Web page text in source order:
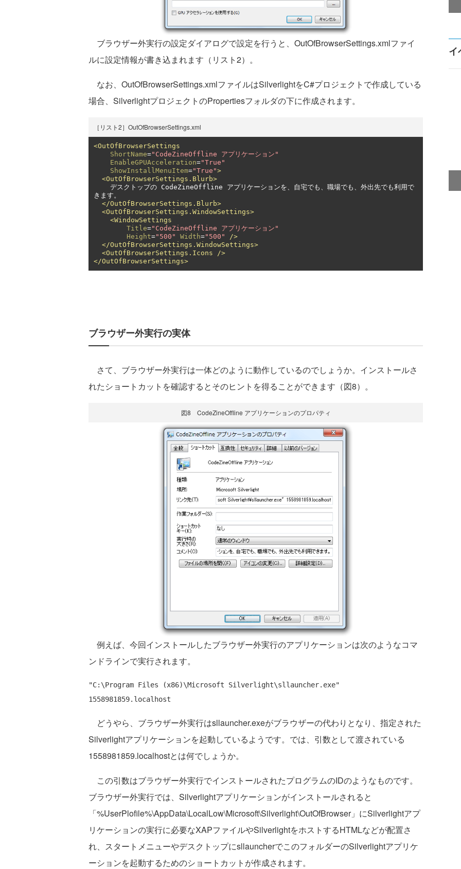
ブラウザー外実行の設定ダイアログで設定を行うと、OutOfBrowserSettings.xmlファイ
ルに設定情報が書き込まれます（リスト2）。
なお、OutOfBrowserSettings.xmlファイルはSilverlightをC#プロジェクトで作成している
場合、SilverlightプロジェクトのPropertiesフォルダの下に作成されます。
［リスト2］OutOfBrowserSettings.xml
<OutOfBrowserSettings
ShortName="CodeZineOffline アプリケーション"
EnableGPUAcceleration="True"
ShowInstallMenuItem="True">
<OutOfBrowserSettings.Blurb>
きます。
</OutOfBrowserSettings.Blurb>
<OutOfBrowserSettings.WindowSettings>
<WindowSettings
Title="CodeZineOffline アプリケーション"
Height="500" Width="500"
/>
</OutOfBrowserSettings.WindowSettings>
<OutOfBrowserSettings.Icons
/>
</OutOfBrowserSettings>
ブラウザー外実行の実体
さて、ブラウザー外実行は一体どのように動作しているのでしょうか。インストールさ
れたショートカットを確認するとそのヒントを得ることができます（図8）。
図8 CodeZineOffline アプリケーションのプロパティ
例えば、今回インストールしたブラウザー外実行のアプリケーションは次のようなコマ
ンドラインで実行されます。
"C:\Program Files (x86)\Microsoft Silverlight\sllauncher.exe"
どうやら、ブラウザー外実行はsllauncher.exeがブラウザーの代わりとなり、指定された
Silverlightアプリケーションを起動しているようです。では、引数として渡されている
1558981859.localhostとは何でしょうか。
この引数はブラウザー外実行でインストールされたプログラムのIDのようなものです。
ブラウザー外実行では、Silverlightアプリケーションがインストールされると
「%UserPlofile%\AppData\LocalLow\Microsoft\Silverlight\OutOfBrowser」にSilverlightアプ
リケーションの実行に必要なXAPファイルやSilverlightをホストするHTMLなどが配置さ
れ、スタートメニューやデスクトップにsllauncherでこのフォルダーのSilverlightアプリケ
ーションを起動するためのショートカットが作成されます。
イ